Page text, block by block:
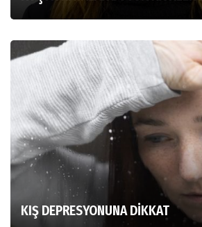
KIŞ DEPRESYONUNA DİKKAT